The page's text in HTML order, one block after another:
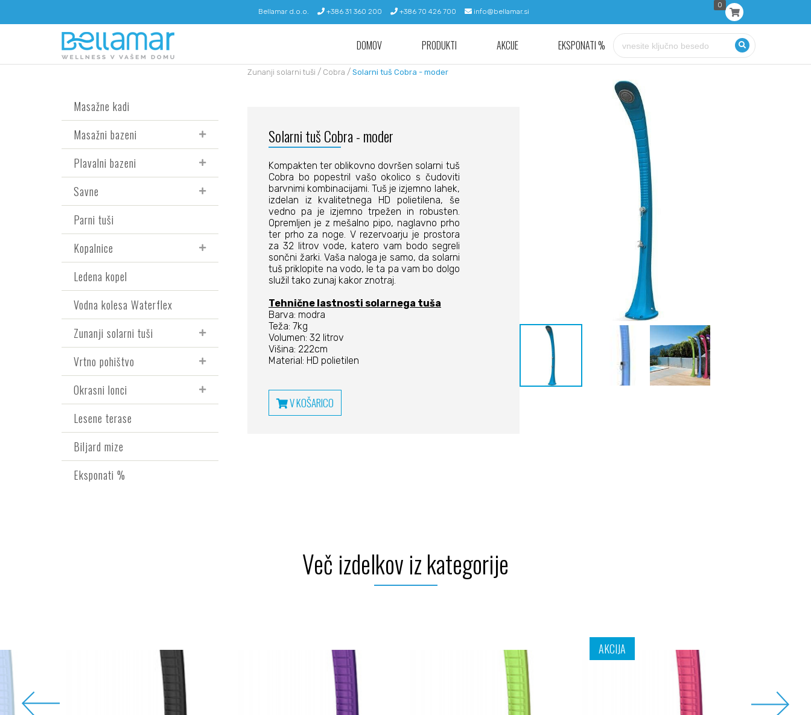
Bellamar d.o.o. +386 31 360 200 +386 70 426 700 info@bellamar.si
0
DOMOV PRODUKTI AKCIJE EKSPONATI % KONTAKT
Masažne kadi
Masažni bazeni
Plavalni bazeni
Savne
Parni tuši
Kopalnice
Ledena kopel
Vodna kolesa Waterflex
Zunanji solarni tuši
Vrtno pohištvo
Okrasni lonci
Lesene terase
Biljard mize
Eksponati %
Zunanji solarni tuši / Cobra / Solarni tuš Cobra - moder
Solarni tuš Cobra - moder
Kompakten ter oblikovno dovršen solarni tuš
Cobra bo popestril vašo okolico s čudoviti
barvnimi kombinacijami. Tuš je izjemno lahek,
izdelan iz kvalitetnega HD polietilena, še
vedno pa je izjemno trpežen in robusten.
Opremljen je z mešalno pipo, naglavno prho
ter prho za noge. V rezervoarju je prostora
za 32 litrov vode, katero vam bodo segreli
sončni žarki. Vaša naloga je samo, da solarni
tuš priklopite na vodo, le ta pa vam bo dolgo
služil tako zunaj kakor znotraj.
Tehnične lastnosti solarnega tuša
Barva: modra
Teža: 7kg
Volumen: 32 litrov
Višina: 222cm
Material: HD polietilen
V KOŠARICO
Več izdelkov iz kategorije
AKCIJA